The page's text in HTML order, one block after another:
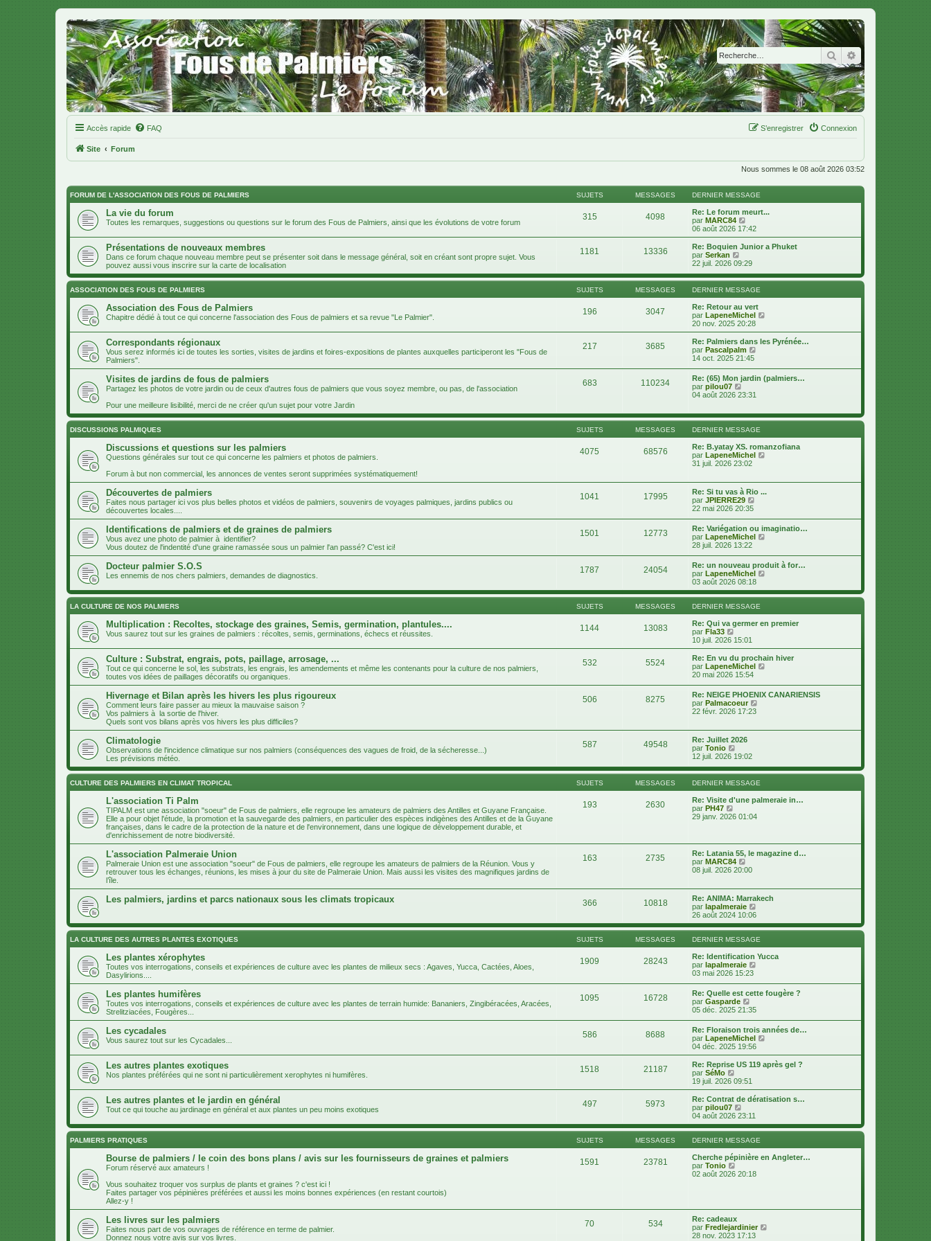
Rechercher
Accès rapide FAQ Connexion
S’enregistrer
Site Forum
Nous sommes le 08 août 2026 03:52
FORUM DE L'ASSOCIATION DES FOUS DE PALMIERS SUJETS MESSAGES DERNIER MESSAGE
La vie du forum
Toutes les remarques, suggestions ou questions sur le forum des Fous de Palmiers, ainsi que les évolutions de votre forum
315 4098
Re: Le forum meurt...
par MARC84
o
i
r
e
e
r
n
e
r
m
s
s
a
g
e
06 août 2026 17:42
Présentations de nouveaux membres
Dans ce forum chaque nouveau membre peut se présenter soit dans le message général, soit en créant sont propre sujet. Vous
pouvez aussi vous inscrire sur la carte de localisation
1181 13336
Re: Boquien Junior a Phuket
par Serkan
o
r
l
d
e
r
n
e
r
m
e
s
s
a
e
22 juil. 2026 09:29
ASSOCIATION DES FOUS DE PALMIERS SUJETS MESSAGES DERNIER MESSAGE
Association des Fous de Palmiers
Chapitre dédié à tout ce qui concerne l'association des Fous de palmiers et sa revue "Le Palmier".
196 3047
Re: Retour au vert
par LapeneMichel
i
r
r
r
m
s
s
20 nov. 2025 20:28
Correspondants régionaux
Vous serez informés ici de toutes les sorties, visites de jardins et foires-expositions de plantes auxquelles participeront les "Fous de
Palmiers".
217 3685
Re: Palmiers dans les Pyrénée…
par Pascalpalm
l
r
n
i
e
r
m
s
a
14 oct. 2025 21:45
Visites de jardins de fous de palmiers
Partagez les photos de votre jardin ou de ceux d'autres fous de palmiers que vous soyez membre, ou pas, de l'association
Pour une meilleure lisibilité, merci de ne créer qu'un sujet pour votre Jardin
683 110234
Re: (65) Mon jardin (palmiers…
par pilou07
o
l
e
e
r
n
i
r
m
e
s
s
a
g
e
04 août 2026 23:31
DISCUSSIONS PALMIQUES SUJETS MESSAGES DERNIER MESSAGE
Discussions et questions sur les palmiers
Questions générales sur tout ce qui concerne les palmiers et photos de palmiers.
Forum à but non commercial, les annonces de ventes seront supprimées systématiquement!
4075 68576
Re: B.yatay XS. romanzofiana
par LapeneMichel
e
r
n
r
m
e
a
31 juil. 2026 23:02
Découvertes de palmiers
Faites nous partager ici vos plus belles photos et vidéos de palmiers, souvenirs de voyages palmiques, jardins publics ou
découvertes locales....
1041 17995
Re: Si tu vas à Rio ...
par JPIERRE29
l
e
e
r
n
i
e
r
m
e
s
g
e
22 mai 2026 20:35
Identifications de palmiers et de graines de palmiers
Vous avez une photo de palmier à identifier?
Vous doutez de l'indentité d'une graine ramassée sous un palmier l'an passé? C'est ici!
1501 12773
Re: Variégation ou imaginatio…
par LapeneMichel
r
l
e
e
s
g
e
28 juil. 2026 13:22
Docteur palmier S.O.S
Les ennemis de nos chers palmiers, demandes de diagnostics.
1787 24054
Re: un nouveau produit à for…
par LapeneMichel
i
r
e
d
n
i
s
e
03 août 2026 08:18
LA CULTURE DE NOS PALMIERS SUJETS MESSAGES DERNIER MESSAGE
Multiplication : Recoltes, stockage des graines, Semis, germination, plantules....
Vous saurez tout sur les graines de palmiers : récoltes, semis, germinations, échecs et réussites.
1144 13083
Re: Qui va germer en premier
par Fla33
o
i
r
l
e
r
n
i
r
m
e
s
a
g
10 juil. 2026 15:01
Culture : Substrat, engrais, pots, paillage, arrosage, ...
Tout ce qui concerne le sol, les substrats, les engrais, les amendements et même les contenants pour la culture de nos palmiers,
toutes vos idées de paillages décoratifs ou organiques.
532 5524
Re: En vu du prochain hiver
par LapeneMichel
r
l
r
r
m
s
s
20 mai 2026 15:54
Hivernage et Bilan après les hivers les plus rigoureux
Comment leurs faire passer au mieux la mauvaise saison ?
Vos palmiers à la sortie de l'hiver.
Quels sont vos bilans après vos hivers les plus difficiles?
506 8275
Re: NEIGE PHOENIX CANARIENSIS
par Palmacoeur
r
n
i
e
r
a
g
22 févr. 2026 17:23
Climatologie
Observations de l'incidence climatique sur nos palmiers (conséquences des vagues de froid, de la sécheresse...)
Les prévisions météo.
587 49548
Re: Juillet 2026
par Tonio
o
r
l
d
e
r
n
r
m
e
s
a
g
e
12 juil. 2026 19:02
CULTURE DES PALMIERS EN CLIMAT TROPICAL SUJETS MESSAGES DERNIER MESSAGE
L'association Ti Palm
TIPALM est une association "soeur" de Fous de palmiers, elle regroupe les amateurs de palmiers des Antilles et Guyane Française.
Elle a pour objet l'étude, la promotion et la sauvegarde des palmiers, en particulier des espèces indigènes des Antilles et de la Guyane
françaises, dans le cadre de la protection de la nature et de l'environnement, dans une logique de développement durable, et
d'enrichissement de notre biodiversité.
193 2630
Re: Visite d'une palmeraie in…
par PH47
o
e
d
e
r
i
e
r
m
e
s
s
a
g
e
29 janv. 2026 01:04
L'association Palmeraie Union
Palmeraie Union est une association "soeur" de Fous de palmiers, elle regroupe les amateurs de palmiers de la Réunion. Vous y
retrouver tous les échanges, réunions, les mises à jour du site de Palmeraie Union. Mais aussi les visites des magnifiques jardins de
l’île.
163 2735
Re: Latania 55, le magazine d…
par MARC84
o
e
d
e
r
n
i
r
m
e
s
s
a
g
e
08 juil. 2026 20:00
Les palmiers, jardins et parcs nationaux sous les climats tropicaux 366 10818
Re: ANIMA: Marrakech
par lapalmeraie
i
r
l
e
d
e
e
s
s
g
e
26 août 2024 10:06
LA CULTURE DES AUTRES PLANTES EXOTIQUES SUJETS MESSAGES DERNIER MESSAGE
Les plantes xérophytes
Toutes vos interrogations, conseils et expériences de culture avec les plantes de milieux secs : Agaves, Yucca, Cactées, Aloes,
Dasylirions....
1909 28243
Re: Identification Yucca
par lapalmeraie
l
e
r
n
e
r
s
s
03 mai 2026 15:23
Les plantes humifères
Toutes vos interrogations, conseils et expériences de culture avec les plantes de terrain humide: Bananiers, Zingibéracées, Aracées,
Strelitziacées, Fougères...
1095 16728
Re: Quelle est cette fougère ?
par Gasparde
o
l
e
d
r
i
e
r
e
s
s
a
g
e
05 déc. 2025 21:35
Les cycadales
Vous saurez tout sur les Cycadales...
586 8688
Re: Floraison trois années de…
par LapeneMichel
i
r
l
e
r
e
s
04 déc. 2025 19:56
Les autres plantes exotiques
Nos plantes préférées qui ne sont ni particulièrement xerophytes ni humifères.
1518 21187
Re: Reprise US 119 après gel ?
par SéMo
o
i
r
l
e
e
r
n
i
e
r
g
e
19 juil. 2026 09:51
Les autres plantes et le jardin en général
Tout ce qui touche au jardinage en général et aux plantes un peu moins exotiques
497 5973
Re: Contrat de dératisation s…
par pilou07
o
i
r
l
e
d
r
e
s
s
04 août 2026 23:11
PALMIERS PRATIQUES SUJETS MESSAGES DERNIER MESSAGE
Bourse de palmiers / le coin des bons plans / avis sur les fournisseurs de graines et palmiers
Forum réservé aux amateurs !
Vous souhaitez troquer vos surplus de plants et graines ? c'est ici !
Faites partager vos pépinières préférées et aussi les moins bonnes expériences (en restant courtois)
Allez-y !
1591 23781
Cherche pépinière en Angleter…
par Tonio
o
e
r
n
02 août 2026 20:18
Les livres sur les palmiers
Faites nous part de vos ouvrages de référence en terme de palmier.
Donnez nous votre avis sur vos livres.
70 534
Re: cadeaux
par Fredlejardinier
28 nov. 2023 17:13